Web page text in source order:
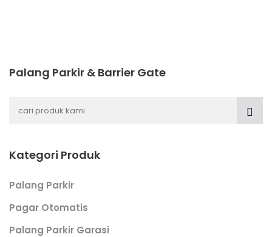
Palang Parkir & Barrier Gate
Kategori Produk
Palang Parkir
Pagar Otomatis
Palang Parkir Garasi